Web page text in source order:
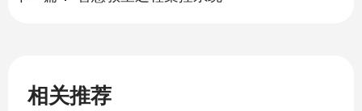
相关推荐